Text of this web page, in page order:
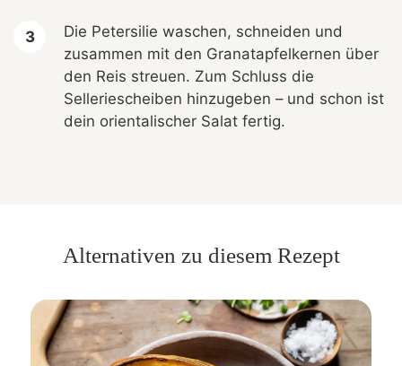
Die Petersilie waschen, schneiden und
zusammen mit den Granatapfelkernen über
den Reis streuen. Zum Schluss die
Selleriescheiben hinzugeben – und schon ist
dein orientalischer Salat fertig.
Alternativen zu diesem Rezept